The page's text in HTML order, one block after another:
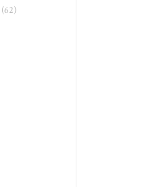
(62)